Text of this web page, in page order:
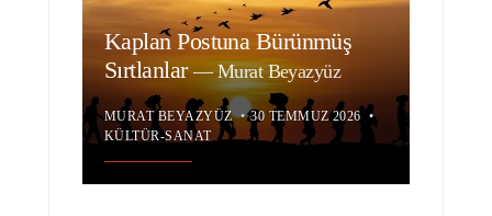
Kaplan Postuna Bürünmüş
Sırtlanlar—Murat Beyazyüz
MURAT BEYAZYÜZ • 30 TEMMUZ 2026 •
KÜLTÜR-SANAT